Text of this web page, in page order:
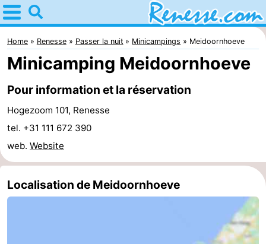
Home
Renesse
Astuces
Avec
enfants
la
Appartements
Port
-
Home Renesse Passer la nuit Minicampings Meidoornhoeve
Minicamping Meidoornhoeve
Pour information et la réservation
Hogezoom 101, Renesse
tel. +31 111 672 390
web. Website
Localisation de Meidoornhoeve